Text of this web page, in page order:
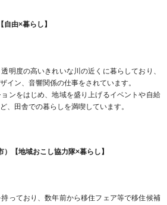
由×暮らし】
明度の高いきれいな川の近くに暮らしており、
イン、音響関係の仕事をされています。
ンをはじめ、地域を盛り上げるイベントや自給
、田舎での暮らしを満喫しています。
【地域おこし協力隊×暮らし】
っており、数年前から移住フェア等で移住候補